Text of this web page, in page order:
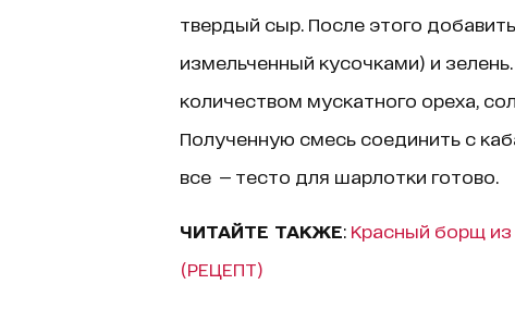
твердый сыр. После этого
измельченный кусочками) и
количеством мускатного ореха,
Полученную смесь соединить с
все — тесто для шарлотки готово.
ЧИТАЙТЕ ТАКЖЕ: Красный борщ из
(РЕЦЕПТ)